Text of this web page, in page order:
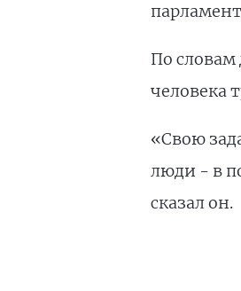
По словам
человека
«Свою
люди - в
сказал он.